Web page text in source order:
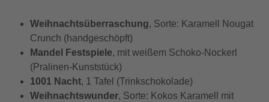
Weihnachtsüberraschung, Sorte: Karamell Nougat
Crunch (handgeschöpft)
Mandel Festspiele, mit weißem Schoko-Nockerl
(Pralinen-Kunststück)
1001 Nacht, 1 Tafel (Trinkschokolade)
Weihnachtswunder, Sorte: Kokos Karamell mit